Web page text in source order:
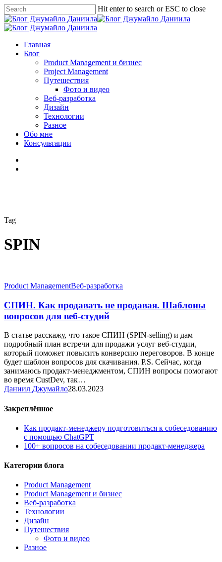
Skip
to
main
Hit enter to search or ESC to close
Close
Search
search
Menu
Главная
Блог
Product Management и бизнес
Project Management
Путешествия
Фото и видео
Веб-разработка
Дизайн
Технологии
Разное
Обо мне
Консультации
Tag
SPIN
СПИН.
продавать
не
продавая.
вопросов
для
веб-
студий
Product ManagementВеб-разработка
СПИН. Как продавать не продавая. Шаблоны
вопросов для веб-студий
В статье расскажу, что такое СПИН (SPIN-selling) и дам
подробный план встречи для продажи услуг веб-студии,
который поможет повысить конверсию переговоров. В конце
будет шаблон вопросов для скачивания. P.S. Сейчас, когда
занимаюсь продакт-менеджментом, СПИН вопросы помогают
во время CustDev, так…
Даниил Джумайло28.03.2023
Закреплённое
Как продакт-менеджеру подготовиться к собеседованию
с помощью ChatGPT
100+ вопросов на собеседовании продакт-менеджера
Категории блога
Product Management
Product Management и бизнес
Веб-разработка
Технологии
Дизайн
Путешествия
Фото и видео
Разное